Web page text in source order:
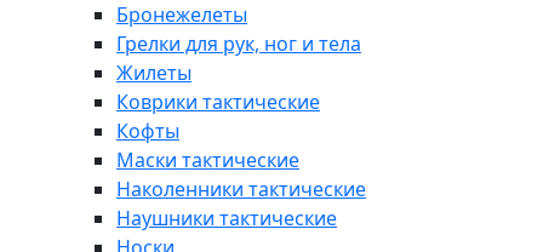
Бронежелеты
Грелки для рук, ног и тела
Жилеты
Коврики тактические
Кофты
Маски тактические
Наколенники тактические
Наушники тактические